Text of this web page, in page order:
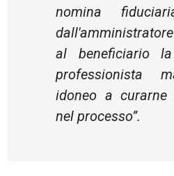
nomina
al beneficiario
professionista
idoneo a curarne
nel processo”.